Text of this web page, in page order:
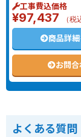
工事費込価格
¥97,437 （税
商品詳
お問合
よくある質問